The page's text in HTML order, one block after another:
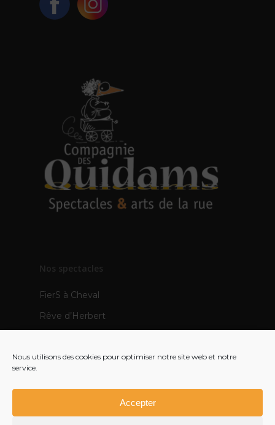
Nous utilisons des cookies pour optimiser notre site web et notre
service.
Accepter
Nos spectacles
FierS à Cheval
Rêve d’Herbert
Les Pops
Polynie – création 2022
FR